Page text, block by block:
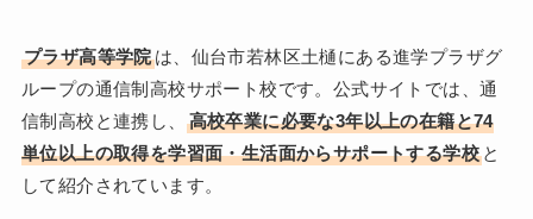
プラザ高等学院は、仙台市若林区土樋にある進学プラザグ
ループの通信制高校サポート校です。公式サイトでは、通
信制高校と連携し、
高校卒業に必要な3年以上の在籍と74
単位以上の取得を学習面・生活面からサポートする学校 と
して紹介されています。